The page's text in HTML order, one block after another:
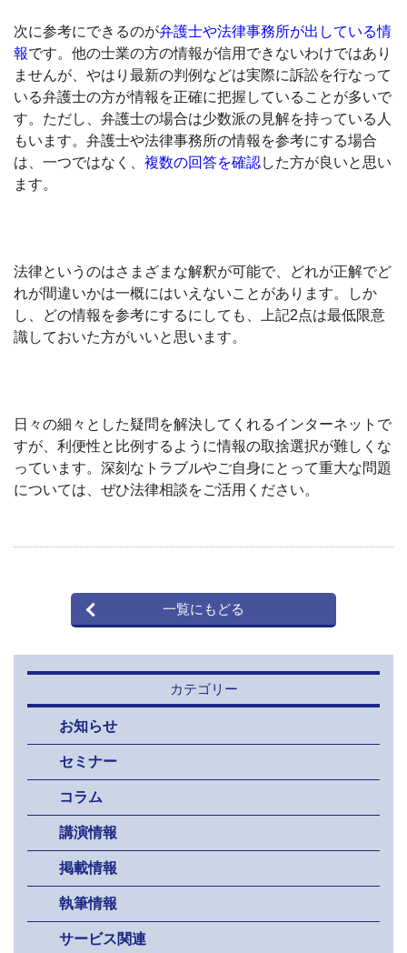
次に参考にできるのが弁護士や法律事務所が出している情
報です。他の士業の方の情報が信用できないわけではあり
ませんが、やはり最新の判例などは実際に訴訟を行なって
いる弁護士の方が情報を正確に把握していることが多いで
す。ただし、弁護士の場合は少数派の見解を持っている人
もいます。弁護士や法律事務所の情報を参考にする場合
は、一つではなく、 複数の回答を確認した方が良いと思い
ます。
法律というのはさまざまな解釈が可能で、どれが正解でど
れが間違いかは一概にはいえないことがあります。しか
し、どの情報を参考にするにしても、上記2点は最低限意
識しておいた方がいいと思います。
日々の細々とした疑問を解決してくれるインターネットで
すが、利便性と比例するように情報の取捨選択が難しくな
っています。深刻なトラブルやご自身にとって重大な問題
については、ぜひ法律相談をご活用ください。
一覧にもどる
カテゴリー
お知らせ
セミナー
コラム
講演情報
掲載情報
執筆情報
サービス関連